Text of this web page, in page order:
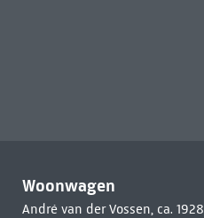
Woonwagen
André van der Vossen, ca. 1928